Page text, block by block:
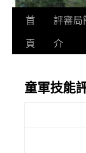
首
頁
評審局
介
童軍技能